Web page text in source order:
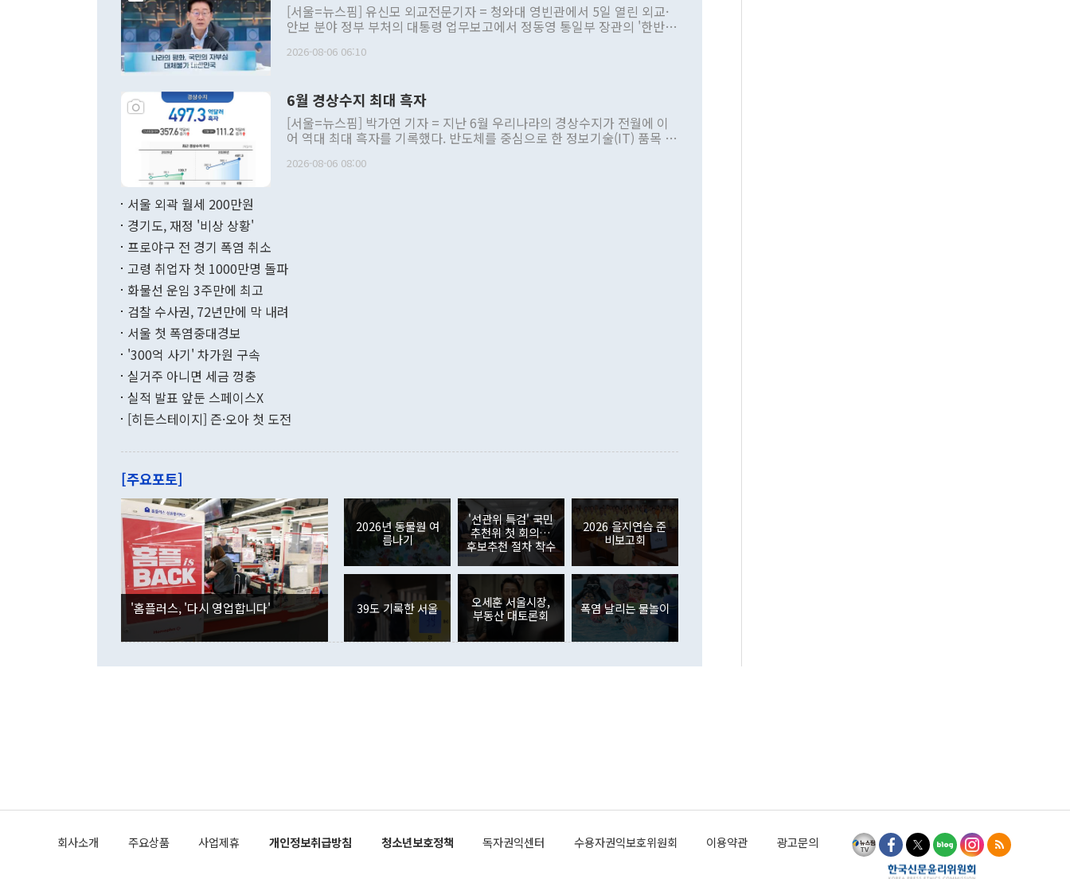
[서울=뉴스핌] 유신모 외교전문기자 = 청와대 영빈관에서 5일 열린 외교·
안보 분야 정부 부처의 대통령 업무보고에서 정동영 통일부 장관의 '한반도
발언 중에는 정부 내 조율을 거치지 않은 사안을 정책으로 추진하겠다고 공
주의적 희망에 근거한 비현실적 구상'이라는 비판을 내놨다. 그동안 정 장
관의 대북 정책 관련 발언이 물의를 빚은 적은 여러 번 있지만 대통령과 유
관 부처 장관이 공개적으로 부정적 입장을 표명한 것은 이례적이다. 정 장
관의 무리한 대북 접근법과 월권을 제어해야 한다는 목소리도 높아지고 있
다. [정동영 통일부 장관이 지난달 23일 오후 서울 종로구 정부서울청사에
무너졌다고도 했다. 또 "현 시점에서 흘러간 선(先)비핵화만 되뇌는 것은
함께 4자 대화의 동력을 확보하기 위해 최선을 다할 것"이라고 말했다. 하
"우리의 선의대로 하는 게 과연 한반도의 평화와 안정에 플러스냐, 결론적
관은 업무보고 사후 브리핑에서 정 장관이 언급한 '4자 회담'에 대해 "이상
이 9월 러시아 블라디보스토크에서 열리는 '동방경제포럼(EEF)'을 언급하
며 "정부 차원에서 (참석을) 검토하고 있다"고 발언한 데 대해서도 조 장관
은 "그것은 외교부의 몫"이라며 "아직 거기까지 진도가 나가지 않았다"고
잘랐다. 정 장관이 이날 소개한 대북 구상과 설명은 정부 내 조율을 거치지
않았다는 점에서 문제가 있다. 특히 주적 표현 대체와 국호 사용, 9·19 군
사합의 복원, 4자회담 추진 등은 통일부 장관이 결정할 사안이 아니어서 월
권이라는 지적이 나오고 있다. 이 대통령은 정 장관의 업무보고를 듣고 난
뒤 "여기 업무보고에 발표했다고 승인난 건 아니다"라고 재차 확인했다. 정
부의 한 소식통은 "정 장관의 발언 내용은 대부분 국가안전보장회의(NSC)
를 거쳐 결정된 사안이 아닌 정 장관의 개인적 생각에 가깝다"며 "안보 관
련 부처 장관이 정부의 공식 정책이 아닌 사안을 추진하겠다고 업무보고를
하고 대통령의 면전에서 '국군통수권자가 나서야 한다'고 주장한 것은 심각
이나 미국은 북한에 선비핵화를 공식적으로 요구한 적이 없기 때문이다. 지
공하는 방식으로 이뤄졌다. 1994년 북·미 제네바 기본합의는 핵시설 동결
2026-08-06 06:10
6월 경상수지 최대 흑자
[서울=뉴스핌] 박가연 기자 = 지난 6월 우리나라의 경상수지가 전월에 이
어 역대 최대 흑자를 기록했다. 반도체를 중심으로 한 정보기술(IT) 품목 수
료=한국은행] 한국은행이 6일 발표한 '2026년 6월 국제수지(잠정)'에 따르
며 월간 기준 처음으로 1000억달러를 넘어섰다. 상품수입은 644억8000만
196.9% 급증했고 컴퓨터·주변기기(SSD)는 282.7% 증가했다. IT 품목
수출은 160.4% 늘었으며 비IT 품목도 ▲석유제품(47.5%) ▲화공품
기록했지만 지식재산권사용료수지는 전월 흑자에서 4억4000만달러 적자
로 전환됐다. 본원소득수지는 배당소득을 중심으로 32억7000만달러 흑자
는 배당수입이 늘어난 데다 전월 분기배당에 따른 기저효과로 배당지급이
였던 올해 3월(369억9000만달러)을 넘어선 것이다. 직접투자에서는 내국
인의 해외투자가 80억1000만달러, 외국인의 국내투자가 46억3000만달러
각각 증가했다. 증권투자에서는 외국인의 국내 주식 매도세가 이어졌다. 외
국인의 국내 주식 투자는 차익실현 매도 등의 영향으로 316억1000만달러
감소하며 전월(-310억5000만달러)에 이어 역대 최대 순매도 기록을 다시
경신했다. 외국인의 국내 채권투자는 세계국채지수(WGBI) 자금 유입에도
분기 말 만기도래 영향으로 증가 폭이 줄어든 52억9000만달러를 기록했
다. 내국인의 해외 증권투자는 주식을 중심으로 35억6000만달러 증가했
다. eoyn2@newspim.com
2026-08-06 08:00
서울 외곽 월세 200만원
경기도, 재정 '비상 상황'
프로야구 전 경기 폭염 취소
고령 취업자 첫 1000만명 돌파
화물선 운임 3주만에 최고
검찰 수사권, 72년만에 막 내려
서울 첫 폭염중대경보
'300억 사기' 차가원 구속
실거주 아니면 세금 껑충
실적 발표 앞둔 스페이스X
[히든스테이지] 즌·오아 첫 도전
[주요포토]
'홈플러스, '다시 영업합니다'
2026년 동물원 여
름나기
'선관위 특검' 국민
추천위 첫 회의…
후보추천 절차 착수
2026 을지연습 준
비보고회
39도 기록한 서울
오세훈 서울시장,
부동산 대토론회
폭염 날리는 물놀이
회사소개 주요상품 사업제휴 개인정보취급방침 청소년보호정책 독자권익센터 수용자권익보호위원회 이용약관 광고문의